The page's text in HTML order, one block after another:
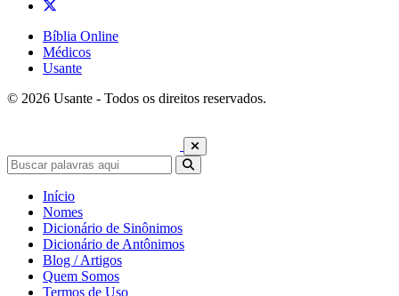
Bíblia Online
Médicos
Usante
© 2026 Usante - Todos os direitos reservados.
Início
Nomes
Dicionário de Sinônimos
Dicionário de Antônimos
Blog / Artigos
Quem Somos
Termos de Uso